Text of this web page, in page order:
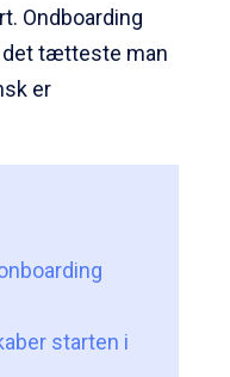
Ondboarding
det tætteste man
er
starten i